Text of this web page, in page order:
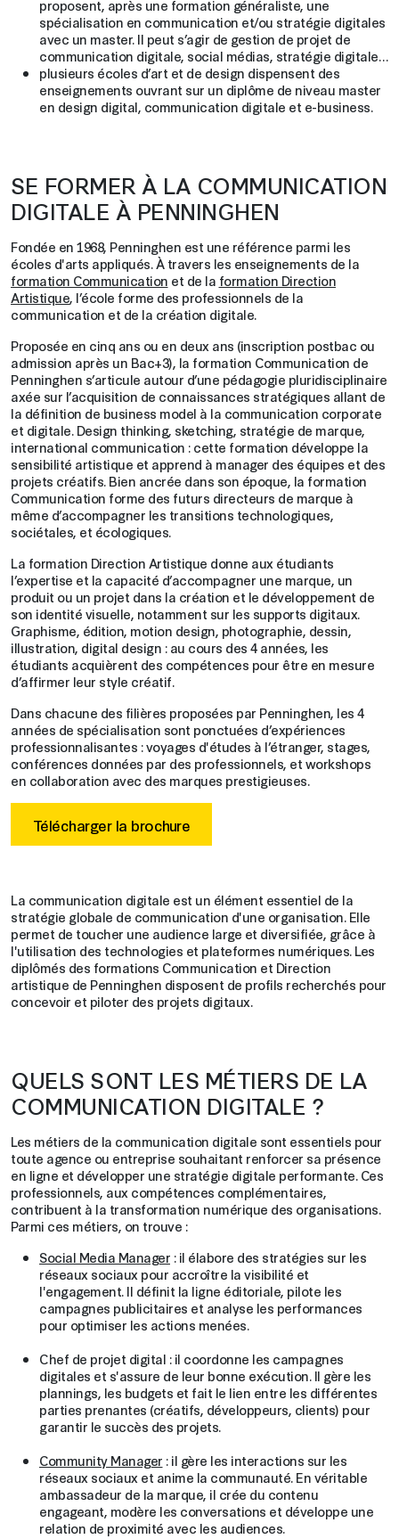
proposent, après une formation généraliste, une
spécialisation en communication et/ou stratégie digitales
avec un master. Il peut s’agir de gestion de projet de
communication digitale, social médias, stratégie digitale…
plusieurs écoles d’art et de design dispensent des
enseignements ouvrant sur un diplôme de niveau master
en design digital, communication digitale et e-business.
SE FORMER À LA COMMUNICATION
DIGITALE À PENNINGHEN
Fondée en 1968, Penninghen est une référence parmi les
écoles d'arts appliqués. À travers les enseignements de la
formation Communication et de la formation Direction
Artistique, l’école forme des professionnels de la
communication et de la création digitale.
Proposée en cinq ans ou en deux ans (inscription postbac ou
admission après un Bac+3), la formation Communication de
Penninghen s’articule autour d’une pédagogie pluridisciplinaire
axée sur l’acquisition de connaissances stratégiques allant de
la définition de business model à la communication corporate
et digitale. Design thinking, sketching, stratégie de marque,
international communication : cette formation développe la
sensibilité artistique et apprend à manager des équipes et des
projets créatifs. Bien ancrée dans son époque, la formation
Communication forme des futurs directeurs de marque à
même d’accompagner les transitions technologiques,
sociétales, et écologiques.
La formation Direction Artistique donne aux étudiants
l’expertise et la capacité d’accompagner une marque, un
produit ou un projet dans la création et le développement de
son identité visuelle, notamment sur les supports digitaux.
Graphisme, édition, motion design, photographie, dessin,
illustration, digital design : au cours des 4 années, les
étudiants acquièrent des compétences pour être en mesure
d’affirmer leur style créatif.
Dans chacune des filières proposées par Penninghen, les 4
années de spécialisation sont ponctuées d’expériences
professionnalisantes : voyages d'études à l’étranger, stages,
conférences données par des professionnels, et workshops
en collaboration avec des marques prestigieuses.
Télécharger la brochure
La communication digitale est un élément essentiel de la
stratégie globale de communication d'une organisation. Elle
permet de toucher une audience large et diversifiée, grâce à
l'utilisation des technologies et plateformes numériques. Les
diplômés des formations Communication et Direction
artistique de Penninghen disposent de profils recherchés pour
concevoir et piloter des projets digitaux.
QUELS SONT LES MÉTIERS DE LA
COMMUNICATION DIGITALE ?
Les métiers de la communication digitale sont essentiels pour
toute agence ou entreprise souhaitant renforcer sa présence
en ligne et développer une stratégie digitale performante. Ces
professionnels, aux compétences complémentaires,
contribuent à la transformation numérique des organisations.
Parmi ces métiers, on trouve :
Social Media Manager : il élabore des stratégies sur les
réseaux sociaux pour accroître la visibilité et
l'engagement. Il définit la ligne éditoriale, pilote les
campagnes publicitaires et analyse les performances
pour optimiser les actions menées.
Chef de projet digital : il coordonne les campagnes
digitales et s'assure de leur bonne exécution. Il gère les
plannings, les budgets et fait le lien entre les différentes
parties prenantes (créatifs, développeurs, clients) pour
garantir le succès des projets.
Community Manager : il gère les interactions sur les
réseaux sociaux et anime la communauté. En véritable
ambassadeur de la marque, il crée du contenu
engageant, modère les conversations et développe une
relation de proximité avec les audiences.